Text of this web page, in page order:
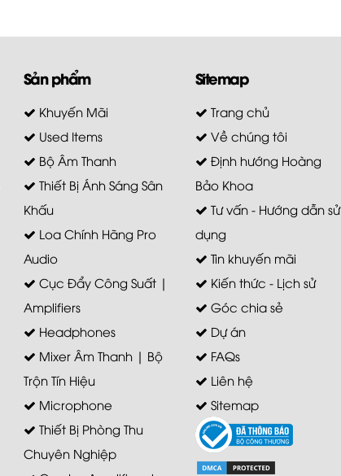
Sản phẩm
Khuyến Mãi
Used Items
Bộ Âm Thanh
Thiết Bị Ánh Sáng Sân
Khấu
Loa Chính Hãng Pro
Audio
Cục Đẩy Công Suất |
Amplifiers
Headphones
Mixer Âm Thanh | Bộ
Trộn Tín Hiệu
Microphone
Thiết Bị Phòng Thu
Chuyên Nghiệp
Sitemap
Trang chủ
Về chúng tôi
Định hướng Hoàng
Bảo Khoa
Tư vấn - Hướng dẫn sử
dụng
Tin khuyến mãi
Kiến thức - Lịch sử
Góc chia sẻ
Dự án
FAQs
Liên hệ
Sitemap